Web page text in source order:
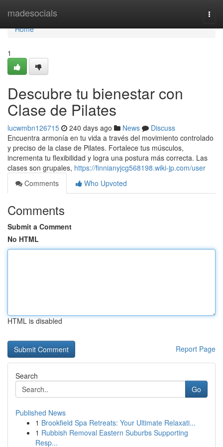
madesocials
Home
Home
1
Descubre tu bienestar con
Clase de Pilates
lucwmbn126715 240 days ago News
Discuss
Encuentra armonía en tu vida a través del movimiento controlado
y preciso de la clase de Pilates. Fortalece tus músculos,
incrementa tu flexibilidad y logra una postura más correcta. Las
clases son grupales, https://finnianyjcg568198.wiki-jp.com/user
Comments
Who Upvoted
Comments
Submit a Comment
No HTML
HTML is disabled
Report Page
Search
Go
Published News
1 Brookfield Spa Retreats: Your Ultimate Relaxati...
1 Rubbish Removal Eastern Suburbs Supporting
Resp...